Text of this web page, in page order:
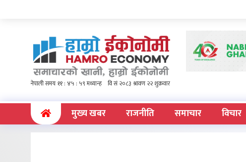
(current)मुख्य खबर राजनीति समाचार विचार